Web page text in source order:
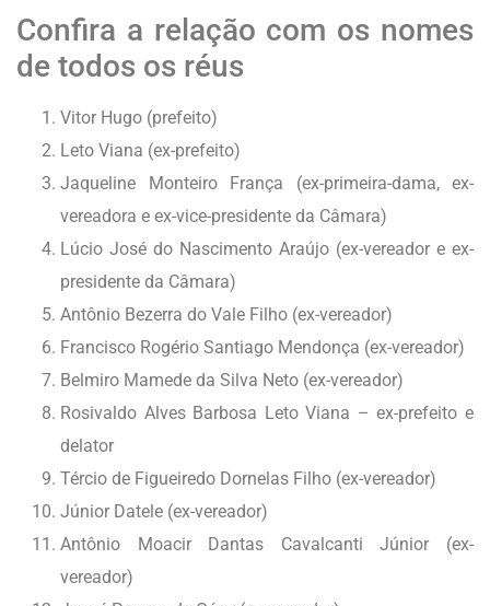
Confira a relação com os nomes
de todos os réus
Vitor Hugo (prefeito)
Leto Viana (ex-prefeito)
Jaqueline Monteiro França (ex-primeira-dama, ex-
vereadora e ex-vice-presidente da Câmara)
Lúcio José do Nascimento Araújo (ex-vereador e ex-
presidente da Câmara)
Antônio Bezerra do Vale Filho (ex-vereador)
Francisco Rogério Santiago Mendonça (ex-vereador)
Belmiro Mamede da Silva Neto (ex-vereador)
Rosivaldo Alves Barbosa Leto Viana – ex-prefeito e
delator
Tércio de Figueiredo Dornelas Filho (ex-vereador)
Júnior Datele (ex-vereador)
Antônio Moacir Dantas Cavalcanti Júnior (ex-
vereador)